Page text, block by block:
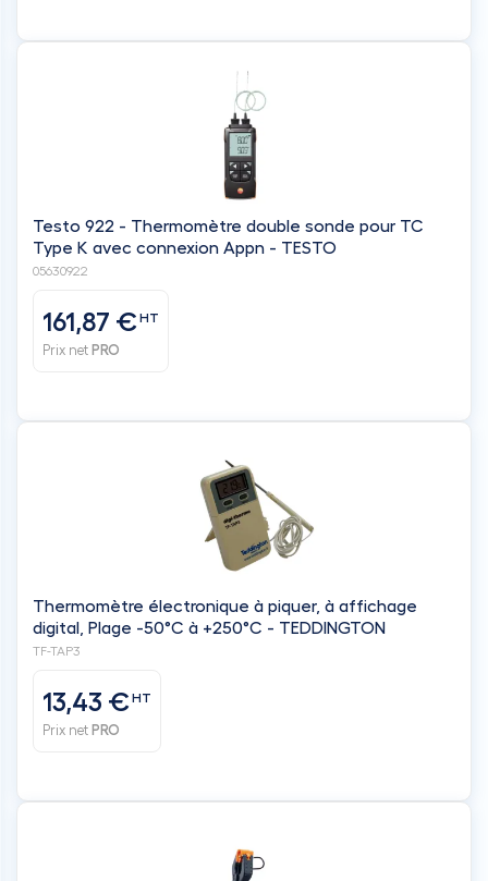
Testo 922 - Thermomètre double sonde pour TC
Type K avec connexion Appn - TESTO
05630922
161,87 €HT
Prix net PRO
Thermomètre électronique à piquer, à affichage
digital, Plage -50°C à +250°C - TEDDINGTON
TF-TAP3
13,43 €HT
Prix net PRO